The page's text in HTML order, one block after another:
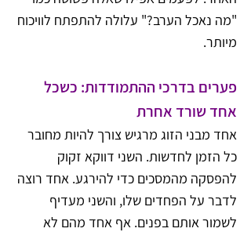
"מה נאכל הערב?" עלולה להתפתח לוויכוח
מיותר.
פערים בדרכי ההתמודדות: כשכל
אחד שורד אחרת
אחד מבני הזוג מרגיש צורך להיות מחובר
כל הזמן לחדשות. השני דווקא זקוק
להפסקה מהמסכים כדי להירגע. אחד רוצה
לדבר על הפחדים שלו, והשני מעדיף
לשמור אותם בפנים. אף אחד מהם לא